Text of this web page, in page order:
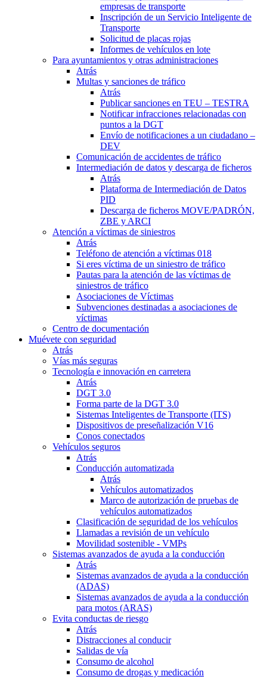
empresas de transporte
Inscripción de un Servicio Inteligente de
Transporte
Solicitud de placas rojas
Informes de vehículos en lote
Para ayuntamientos y otras administraciones
Atrás
Multas y sanciones de tráfico
Atrás
Publicar sanciones en TEU – TESTRA
Notificar infracciones relacionadas con
puntos a la DGT
Envío de notificaciones a un ciudadano –
DEV
Comunicación de accidentes de tráfico
Intermediación de datos y descarga de ficheros
Atrás
Plataforma de Intermediación de Datos
PID
Descarga de ficheros MOVE/PADRÓN,
ZBE y ARCI
Atención a víctimas de siniestros
Atrás
Teléfono de atención a víctimas 018
Si eres víctima de un siniestro de tráfico
Pautas para la atención de las víctimas de
siniestros de tráfico
Asociaciones de Víctimas
Subvenciones destinadas a asociaciones de
víctimas
Centro de documentación
Muévete con seguridad
Atrás
Vías más seguras
Tecnología e innovación en carretera
Atrás
DGT 3.0
Forma parte de la DGT 3.0
Sistemas Inteligentes de Transporte (ITS)
Dispositivos de preseñalización V16
Conos conectados
Vehículos seguros
Atrás
Conducción automatizada
Atrás
Vehículos automatizados
Marco de autorización de pruebas de
vehículos automatizados
Clasificación de seguridad de los vehículos
Llamadas a revisión de un vehículo
Movilidad sostenible - VMPs
Sistemas avanzados de ayuda a la conducción
Atrás
Sistemas avanzados de ayuda a la conducción
(ADAS)
Sistemas avanzados de ayuda a la conducción
para motos (ARAS)
Evita conductas de riesgo
Atrás
Distracciones al conducir
Salidas de vía
Consumo de alcohol
Consumo de drogas y medicación